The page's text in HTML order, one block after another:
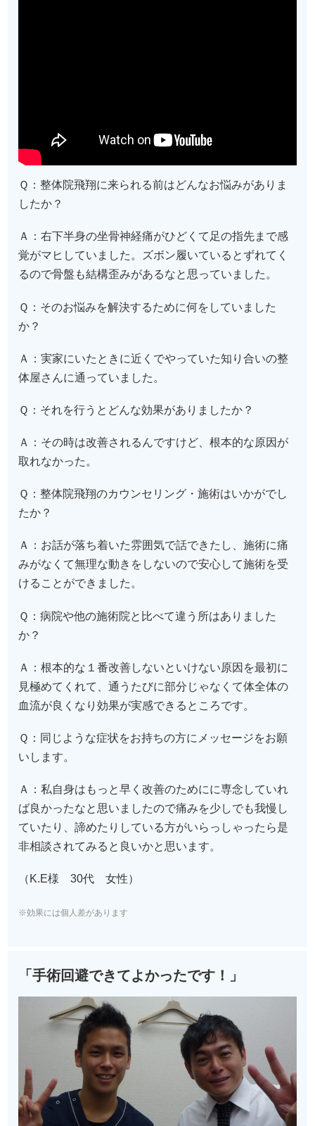
Ｑ：整体院飛翔に来られる前はどんなお悩みがありま
したか？
Ａ：右下半身の坐骨神経痛がひどくて足の指先まで感
覚がマヒしていました。ズボン履いているとずれてく
るので骨盤も結構歪みがあるなと思っていました。
Ｑ：そのお悩みを解決するために何をしていました
か？
Ａ：実家にいたときに近くでやっていた知り合いの整
体屋さんに通っていました。
Ｑ：それを行うとどんな効果がありましたか？
Ａ：その時は改善されるんですけど、根本的な原因が
取れなかった。
Ｑ：整体院飛翔のカウンセリング・施術はいかがでし
たか？
Ａ：お話が落ち着いた雰囲気で話できたし、施術に痛
みがなくて無理な動きをしないので安心して施術を受
けることができました。
Ｑ：病院や他の施術院と比べて違う所はありました
か？
Ａ：根本的な１番改善しないといけない原因を最初に
見極めてくれて、通うたびに部分じゃなくて体全体の
血流が良くなり効果が実感できるところです。
Ｑ：同じような症状をお持ちの方にメッセージをお願
いします。
Ａ：私自身はもっと早く改善のためにに専念していれ
ば良かったなと思いましたので痛みを少しでも我慢し
ていたり、諦めたりしている方がいらっしゃったら是
非相談されてみると良いかと思います。
（K.E様 30代 女性）
※効果には個人差があります
「手術回避できてよかったです！」